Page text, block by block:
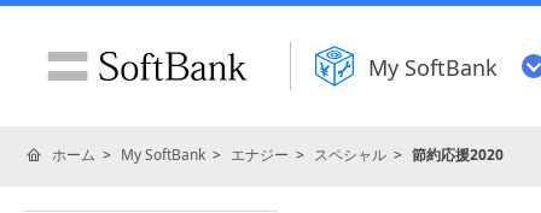
My SoftBank
ホーム My SoftBank エナジー スペシャル 節約応援2020